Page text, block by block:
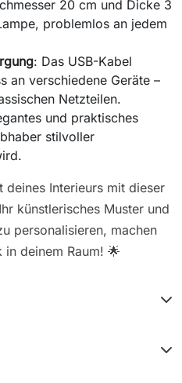
20 cm und Dicke 3
problemlos an jedem
: Das USB-Kabel
an verschiedene Geräte –
Netzteilen.
und praktisches
stilvoller
deines Interieurs mit dieser
künstlerisches Muster und
personalisieren, machen
deinem Raum! 🌟